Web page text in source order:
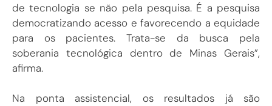
de tecnologia se não pela pesquisa. É a pesquisa
democratizando acesso e favorecendo a equidade
para os pacientes. Trata-se da busca pela
soberania tecnológica dentro de Minas Gerais”,
afirma.
Na ponta assistencial, os resultados já são